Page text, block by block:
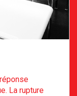
La rupture